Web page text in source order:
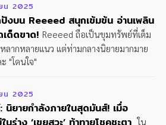
น 2025
งบน Reeeed สนุกเข้มข้น อ่านเพลิน
ด็ดขาด! Reeeed ถือเป็นขุมทรัพย์ที่เต็ม
ลากหลายแนว แต่ท่ามกลางนิยายมากมาย
"โดนใจ"
น 2025
ยายกำลังภายในสุดมันส์! เมื่อ
ใน